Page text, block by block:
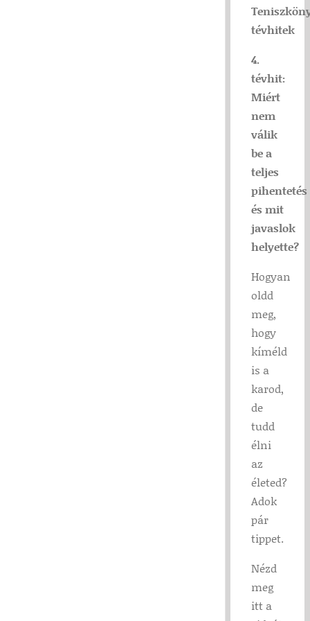
tévhitek
4.
tévhit:
Miért
nem
válik
be a
teljes
pihentetés
és mit
javaslok
helyette?
Hogyan
oldd
meg,
hogy
kíméld
is a
karod,
de
tudd
élni
az
életed?
Adok
pár
tippet.
Nézd
meg
itt a